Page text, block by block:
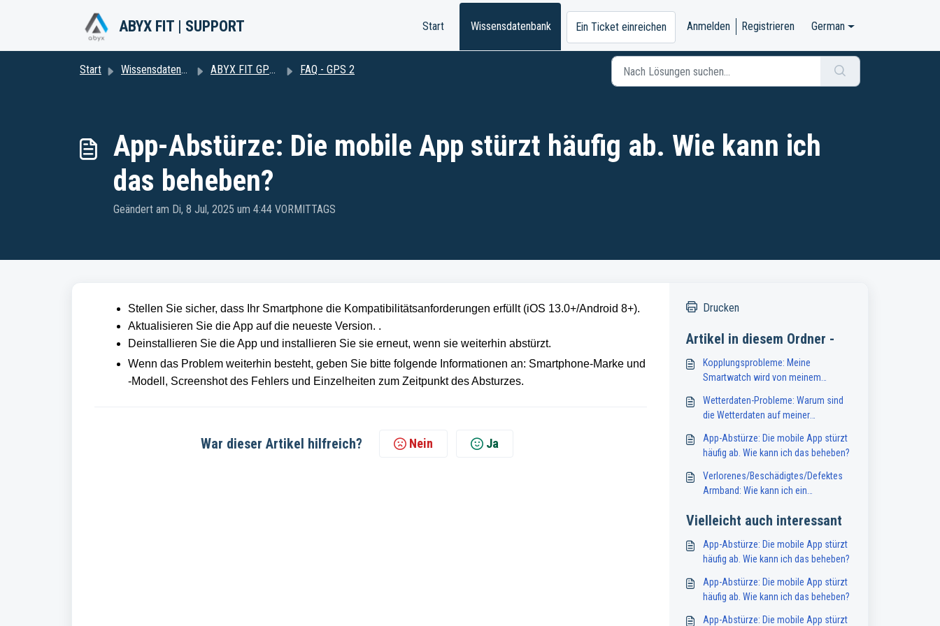
ABYX FIT | SUPPORT Start Wissensdatenbank Ein Ticket einreichen Anmelden Registrieren German
Start Wissensdatenbank ABYX FIT GPS2 FAQ - GPS 2
App-Abstürze: Die mobile App stürzt häufig ab. Wie kann ich
das beheben?
Geändert am Di, 8 Jul, 2025 um 4:44 VORMITTAGS
Stellen Sie sicher, dass Ihr Smartphone die Kompatibilitätsanforderungen erfüllt (iOS 13.0+/Android 8+).
Aktualisieren Sie die App auf die neueste Version. .
Deinstallieren Sie die App und installieren Sie sie erneut, wenn sie weiterhin abstürzt.
Wenn das Problem weiterhin besteht, geben Sie bitte folgende Informationen an: Smartphone-Marke und
-Modell, Screenshot des Fehlers und Einzelheiten zum Zeitpunkt des Absturzes.
War dieser Artikel hilfreich? Nein Ja
Drucken
Artikel in diesem Ordner -
Kopplungsprobleme: Meine
Smartwatch wird von meinem
ich tun?
Wetterdaten-Probleme: Warum sind
die Wetterdaten auf meiner
ungenau?
App-Abstürze: Die mobile App stürzt
häufig ab. Wie kann ich das beheben?
Verlorenes/Beschädigtes/Defektes
Armband: Wie kann ich ein
Smartwatch erhalten?
Vielleicht auch interessant
App-Abstürze: Die mobile App stürzt
häufig ab. Wie kann ich das beheben?
App-Abstürze: Die mobile App stürzt
häufig ab. Wie kann ich das beheben?
App-Abstürze: Die mobile App stürzt